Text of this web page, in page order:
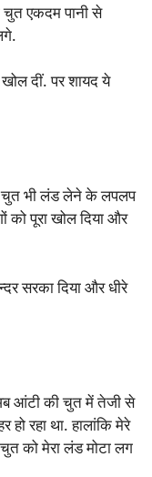
एकदम पानी से
दीं. पर शायद ये
चुत भी लंड लेने के लपलप
पूरा खोल दिया और
सरका दिया और धीरे
आंटी की चुत में तेजी से
रहा था. हालांकि मेरे
को मेरा लंड मोटा लग